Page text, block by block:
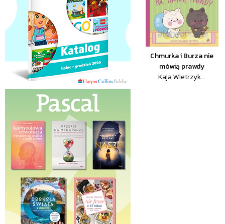
Chmurka i Burza nie
mówią prawdy
Kaja Wietrzyk...